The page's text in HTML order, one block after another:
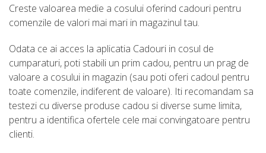
Creste valoarea medie a cosului oferind cadouri pentru
comenzile de valori mai mari in magazinul tau.
Odata ce ai acces la aplicatia Cadouri in cosul de
cumparaturi, poti stabili un prim cadou, pentru un prag de
valoare a cosului in magazin (sau poti oferi cadoul pentru
toate comenzile, indiferent de valoare). Iti recomandam sa
testezi cu diverse produse cadou si diverse sume limita,
pentru a identifica ofertele cele mai convingatoare pentru
clienti.